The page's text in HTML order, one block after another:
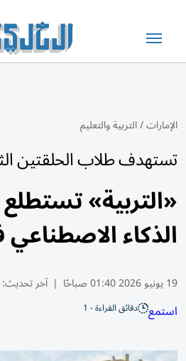
الإمارات/التربية والتعليم
تستهدف طلاب الحلقتين
«التربية»
الذكاء
19 يونيو 2026 01:40 صباحًا | آخر تحديث:
استمع دقائق القراءة - 1